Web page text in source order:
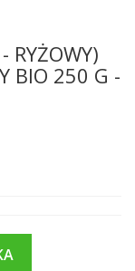
RYŻOWY)
BIO 250 G -